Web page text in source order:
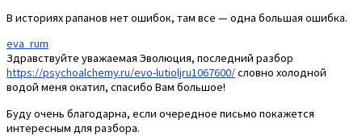
В историях рапанов нет ошибок, там все — одна большая ошибка.
eva_rum
Здравствуйте уважаемая Эволюция, последний разбор
https://psychoalchemy.ru/evo-lutioljru1067600/словно холодной
водой меня окатил, спасибо Вам большое!
Буду очень благодарна, если очередное письмо покажется
интересным для разбора.